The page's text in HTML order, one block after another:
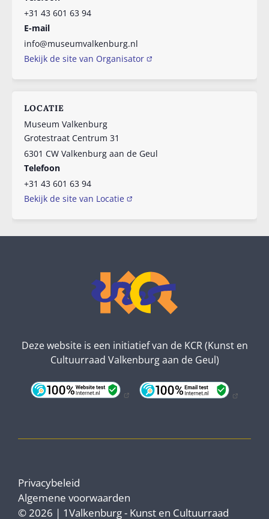
LOCATIE
Museum Valkenburg
Grotestraat Centrum 31
6301 CW Valkenburg aan de Geul
Telefoon
+31 43 601 63 94
Bekijk de site van Locatie
+31 43 601 63 94
E-mail
info@museumvalkenburg.nl
Bekijk de site van Organisator
Deze website is een initiatief van de KCR (Kunst en
Cultuurraad Valkenburg aan de Geul)
© 2026 | 1Valkenburg - Kunst en Cultuurraad
Privacybeleid
Algemene voorwaarden